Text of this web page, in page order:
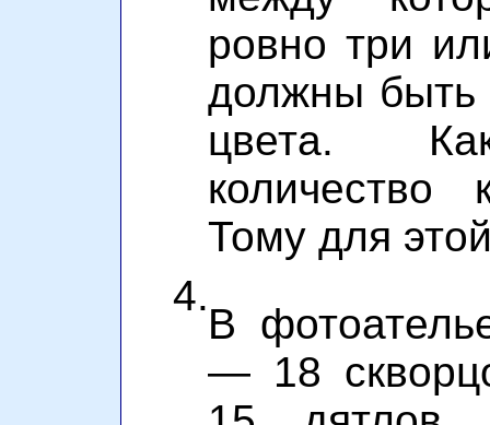
ровно три
должны быть
цвета.
количество
Тому для
4.
В
— 18